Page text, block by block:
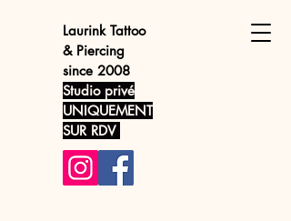
Laurink Tattoo
& Piercing
since 2008
Studio privé
UNIQUEMENT
SUR RDV